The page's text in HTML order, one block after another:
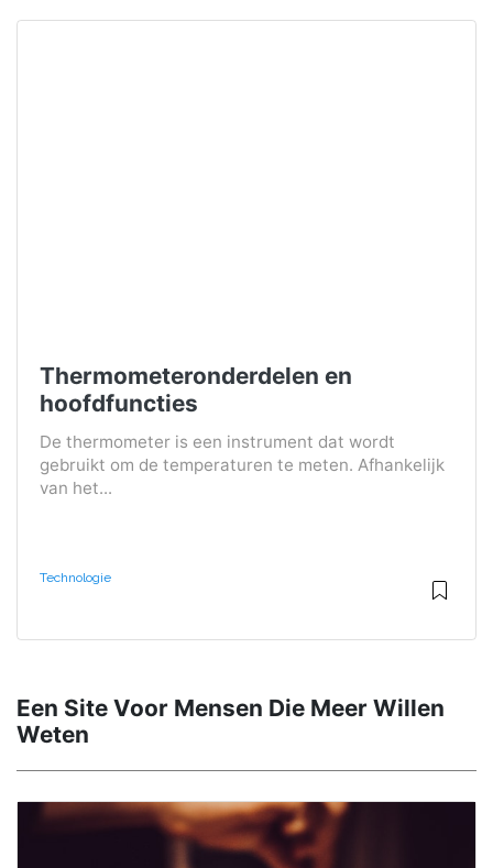
Thermometeronderdelen en
hoofdfuncties
De thermometer is een instrument dat wordt
gebruikt om de temperaturen te meten. Afhankelijk
van het...
Technologie
Een Site Voor Mensen Die Meer Willen
Weten